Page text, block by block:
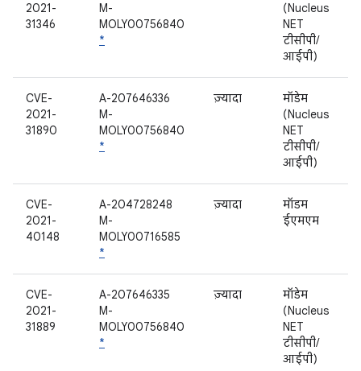
2021-
31346
M-
MOLY00756840
*
(Nucleus
NET
टीसीपी/
आईपी)
CVE-
2021-
31890
A-207646336
M-
MOLY00756840
*
ज़्यादा
मॉडेम
(Nucleus
NET
टीसीपी/
आईपी)
CVE-
2021-
40148
A-204728248
M-
MOLY00716585
*
ज़्यादा
मॉडम
ईएमएम
CVE-
2021-
31889
A-207646335
M-
MOLY00756840
*
ज़्यादा
मॉडेम
(Nucleus
NET
टीसीपी/
आईपी)